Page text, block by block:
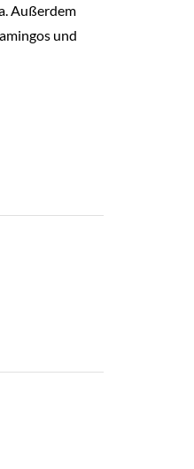
Außerdem
und